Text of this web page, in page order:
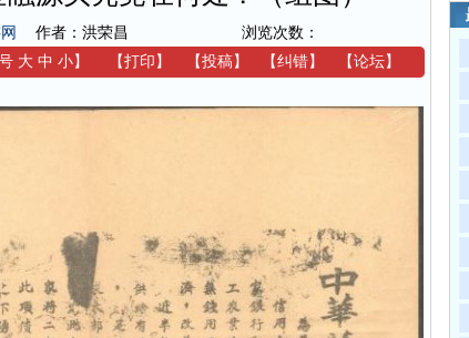
作者：洪荣昌
浏览次数：
大 中 小】 【打印 】 【投稿】 【纠错】 【论坛】